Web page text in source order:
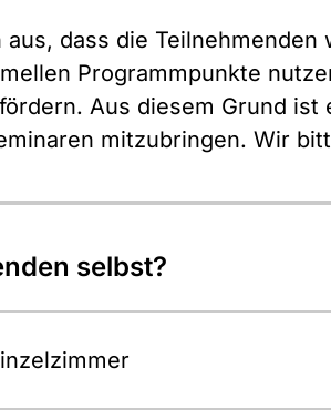
dass die
Programmpunkte
Aus diesem Grund ist
mitzubringen. Wir
selbst?